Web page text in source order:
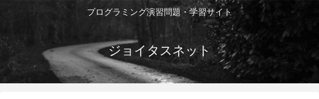
プログラミング演習問題・学習サイト
ジョイタスネット